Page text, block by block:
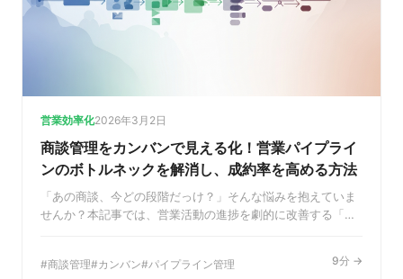
営業効率化2026年3月2日
商談管理をカンバンで見える化！営業パイプライ
ンのボトルネックを解消し、成約率を高める方法
「あの商談、今どの段階だっけ？」そんな悩みを抱えていま
せんか？本記事では、営業活動の進捗を劇的に改善する「カ
テクニックまで。営業のボトルネックを解消し、チーム全体
商談管理 カンバン パイプライン管理 9分 →